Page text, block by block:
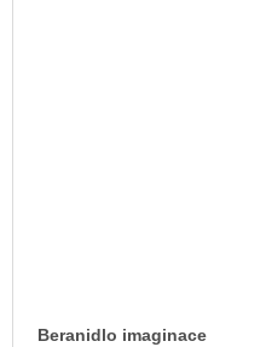
Beranidlo imaginace